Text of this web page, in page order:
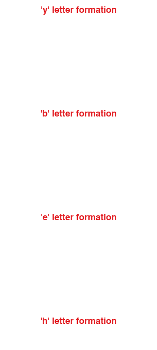
'y' letter formation
'b' letter formation
'e' letter formation
'h' letter formation